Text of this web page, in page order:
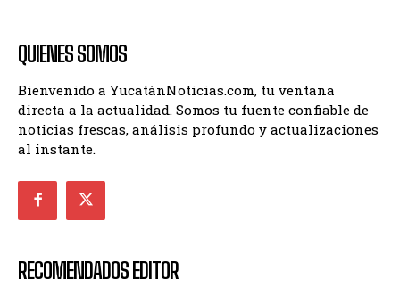
QUIENES SOMOS
Bienvenido a YucatánNoticias.com, tu ventana
directa a la actualidad. Somos tu fuente confiable de
noticias frescas, análisis profundo y actualizaciones
al instante.
RECOMENDADOS EDITOR